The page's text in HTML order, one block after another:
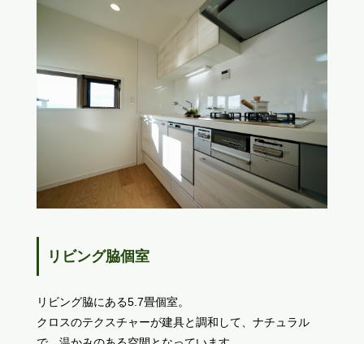
リビング脇個室
リビング脇にある5.7畳個室。
クロスのテクスチャーが建具と調和して、ナチュラル